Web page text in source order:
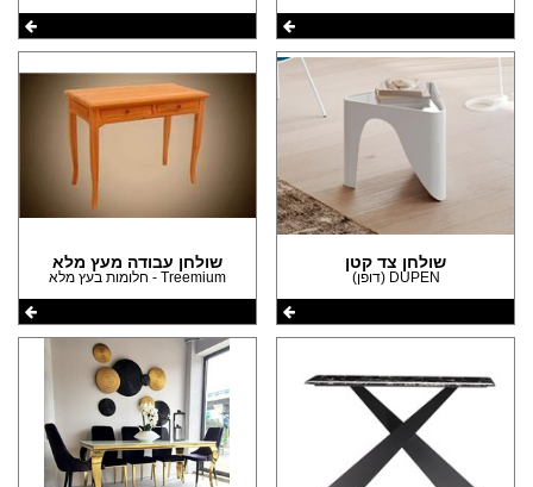
שולחן צד קטן
DUPEN (דופן)
שולחן עבודה מעץ מלא
Treemium - חלומות בעץ מלא